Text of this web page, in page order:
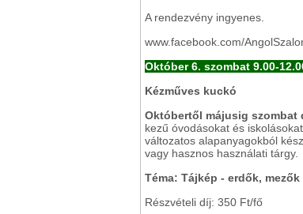
A rendezvény ingyenes.
www.facebook.com/
Október 6. szombat 9.00-
Kézműves kuckó
Októbertől májusig szombat
kezű óvodásokat és
változatos alapanyagokból
vagy hasznos használati tárgy.
Téma: Tájkép - erdők,
Részvételi díj: 350 Ft/fő